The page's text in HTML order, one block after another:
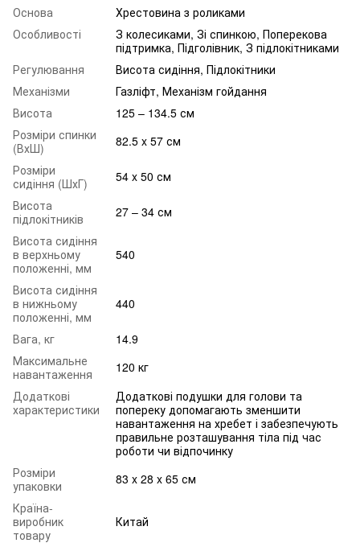
Основа
Хрестовина з роликами
Особливості
З колесиками, Зі спинкою, Поперекова
підтримка, Підголівник, З підлокітниками
Регулювання
Висота сидіння, Підлокітники
Механізми
Газліфт, Механізм гойдання
Висота
125 – 134.5 см
Розміри спинки
(ВхШ)
82.5 x 57 см
Розміри
сидіння (ШхГ)
54 x 50 см
Висота
підлокітників
27 – 34 см
Висота сидіння
в верхньому
положенні, мм
540
Висота сидіння
в нижньому
положенні, мм
440
Вага, кг
14.9
Максимальне
навантаження
120 кг
Додаткові
характеристики
Додаткові подушки для голови та
попереку допомагають зменшити
навантаження на хребет і забезпечують
правильне розташування тіла під час
роботи чи відпочинку
Розміри
упаковки
83 x 28 x 65 см
Країна-
виробник
товару
Китай